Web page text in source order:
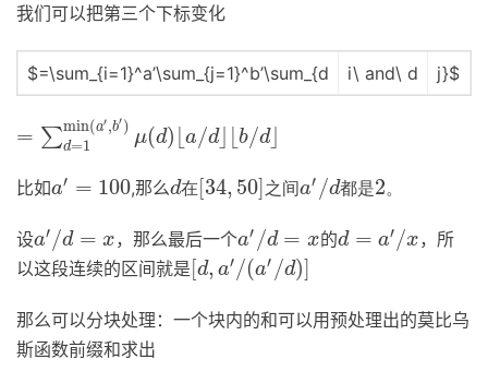
我们可以把第三个下标变化
$=\sum_{i=1}^a’\sum_{j=1}^b’\sum_{d i\ and\ d j}$
= ∑min(a′,b′)
d=1 μ(d) a /d⌋ b/d⌋
=∑ d=1min( a′ b ′)μ(d ⌊a /d⌋ /d⌋
比如a′ = 100
a′=100 ,那么d在 [34, 50] 之间a′ /d都是2。
d在 34,50] 之间a′/ d都是2。
设a′ /d = x
a′/ d= x ，那么最后一个a′ /d = x
a′/ d= x 的d = a′ /x
d=a′ /x
，所
以这段连续的区间就是 [d, a′ /(a′ /d)]
d,a′/(a′/d )]
那么可以分块处理：一个块内的和可以用预处理出的莫比乌
斯函数前缀和求出